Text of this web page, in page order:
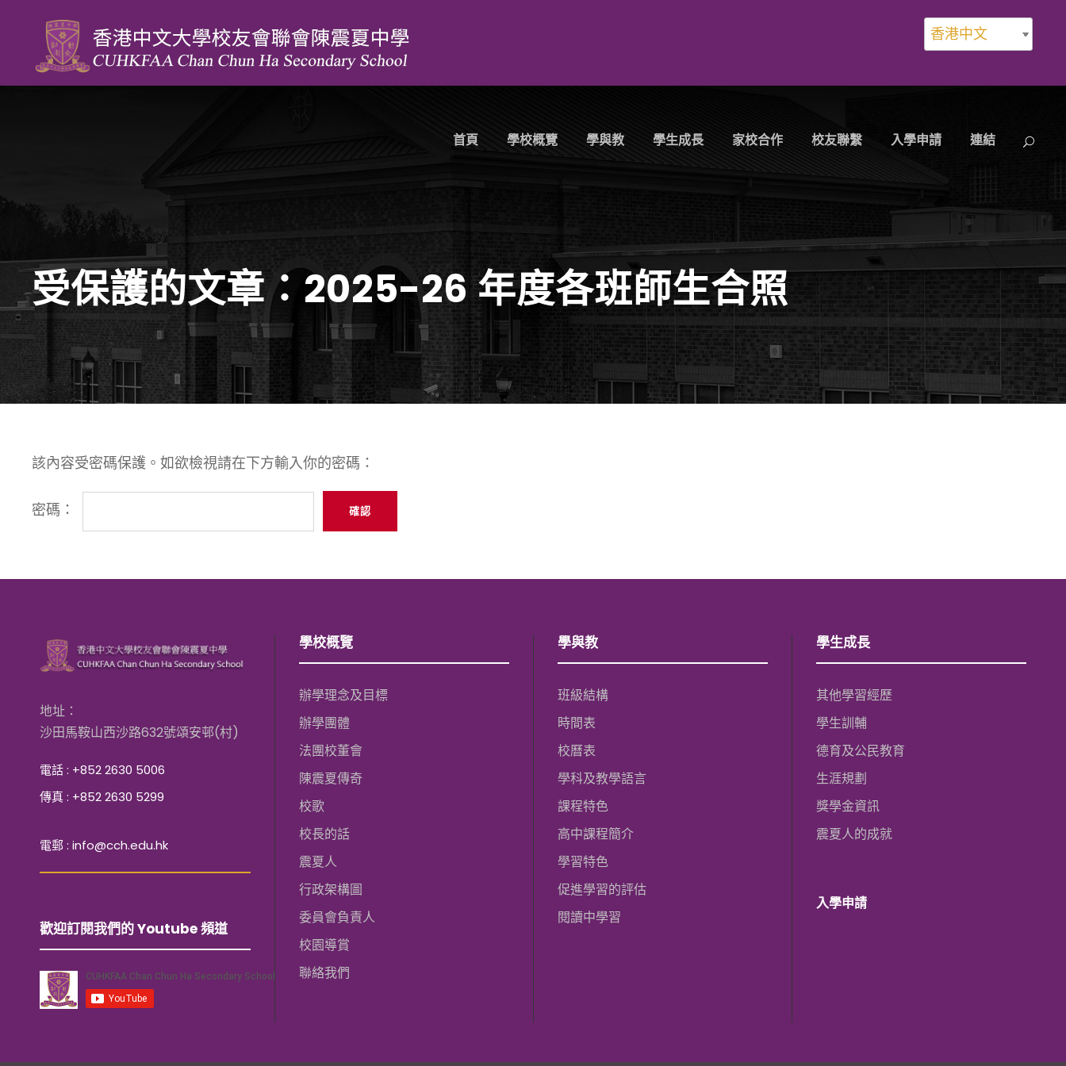
香港中文
首頁 學校概覽 學與教 學生成長 家校合作 校友聯繫 入學申請 連結
受保護的文章：2025-26 年度各班師生合照
該內容受密碼保護。如欲檢視請在下方輸入你的密碼：
密碼：
地址：
沙田馬鞍山西沙路632號頌安邨(村)
電話 : +852 2630 5006
傳真 : +852 2630 5299
電郵 : info@cch.edu.hk
歡迎訂閱我們的 Youtube 頻道
學校概覽
辦學理念及目標
辦學團體
法團校董會
陳震夏傳奇
校歌
校長的話
震夏人
行政架構圖
委員會負責人
校園導賞
聯絡我們
學與教
班級結構
時間表
校曆表
學科及教學語言
課程特色
高中課程簡介
學習特色
促進學習的評估
閱讀中學習
學生成長
其他學習經歷
學生訓輔
德育及公民教育
生涯規劃
獎學金資訊
震夏人的成就
入學申請